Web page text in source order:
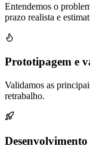
Entendemos o
prazo realista e
Prototipagem e
Validamos as
retrabalho.